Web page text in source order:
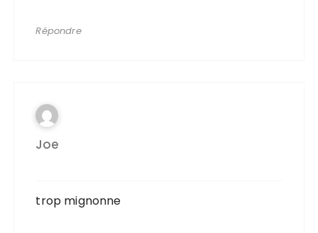
Répondre
Joe
trop mignonne